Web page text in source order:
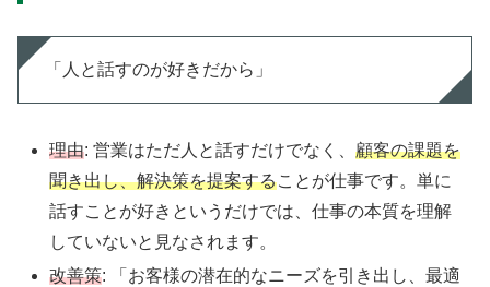
「人と話すのが好きだから」
理由: 営業はただ人と話すだけでなく、顧客の課題を
聞き出し、解決策を提案することが仕事です。単に
話すことが好きというだけでは、仕事の本質を理解
していないと見なされます。
改善策: 「お客様の潜在的なニーズを引き出し、最適